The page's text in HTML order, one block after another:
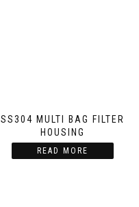
SS304 MULTI BAG FILTER
HOUSING
READ MORE